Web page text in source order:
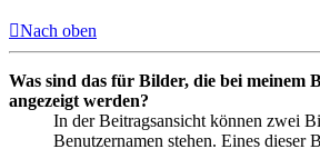
Nach oben
Was sind das für Bilder, die bei meinem
angezeigt werden?
In der Beitragsansicht können zwei
Benutzernamen stehen. Eines dieser